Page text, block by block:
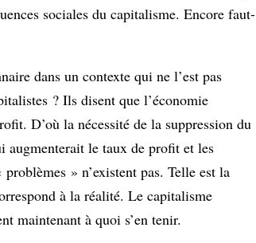
sociales du capitalisme. Encore faut-
dans un contexte qui ne l’est pas
? Ils disent que l’économie
D’où la nécessité de la suppression du
le taux de profit et les
» n’existent pas. Telle est la
à la réalité. Le capitalisme
maintenant à quoi s’en tenir.